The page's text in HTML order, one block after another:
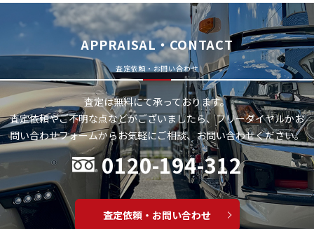
APPRAISAL・CONTACT
査定依頼・お問い合わせ
査定は無料にて承っております。
査定依頼やご不明な点などがございましたら、フリーダイヤルかお
問い合わせフォームからお気軽にご相談、お問い合わせください。
0120-194-312
査定依頼・お問い合わせ